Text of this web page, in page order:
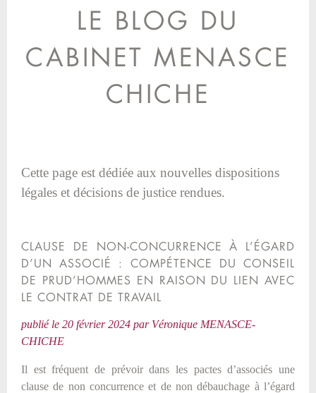
LE BLOG DU
CABINET MENASCE
CHICHE
Cette page est dédiée aux nouvelles dispositions
légales et décisions de justice rendues.
CLAUSE DE NON-CONCURRENCE À L’ÉGARD
D’UN ASSOCIÉ : COMPÉTENCE DU CONSEIL
DE PRUD’HOMMES EN RAISON DU LIEN AVEC
LE CONTRAT DE TRAVAIL
publié le 20 février 2024 par Véronique MENASCE-
CHICHE
Il est fréquent de prévoir dans les pactes d’associés une
clause de non concurrence et de non débauchage à l’égard